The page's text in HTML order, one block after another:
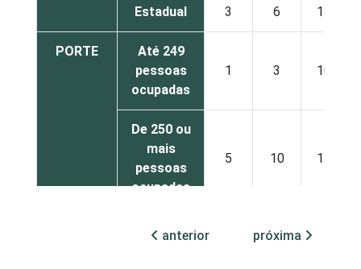
Estadual 3 6 13
PORTE
Até 249
pessoas
ocupadas
1 3 10
De 250 ou
mais
pessoas
ocupadas
5 10 17
Não
0
anterior próxima